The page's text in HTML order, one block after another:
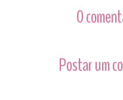
0
Postar um